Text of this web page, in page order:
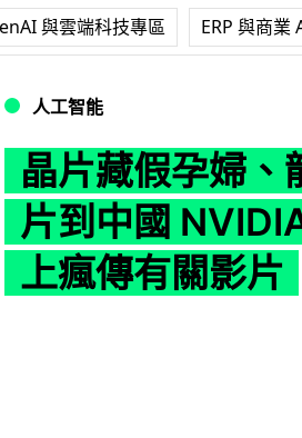
與雲端科技專區 ERP 與商業
人工智能
晶片藏假孕婦、
片到中國
上瘋傳有關影片